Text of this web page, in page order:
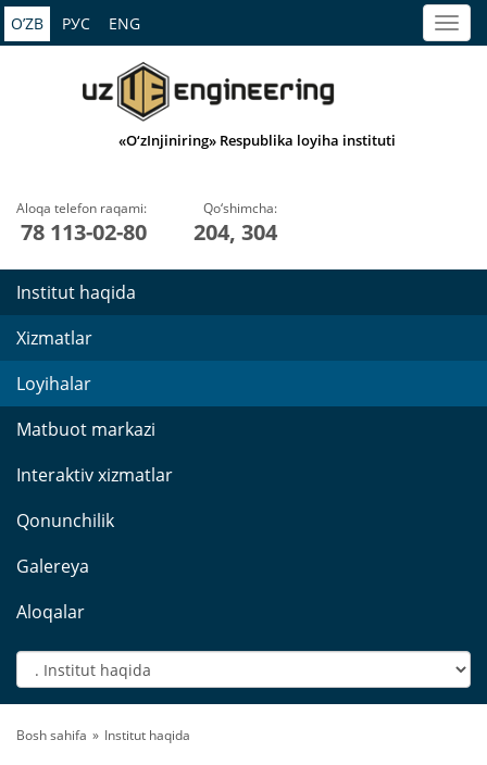
O’ZB РУС ENG
«O‘zInjiniring» Respublika loyiha instituti
Aloqa telefon raqami:
78 113-02-80
Qo‘shimcha:
204, 304
Institut haqida
Xizmatlar
Loyihalar
Matbuot markazi
Interaktiv xizmatlar
Qonunchilik
Galereya
Aloqalar
Bosh sahifa Institut haqida